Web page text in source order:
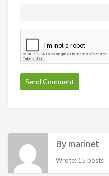
By marinet
Wrote: 15 posts